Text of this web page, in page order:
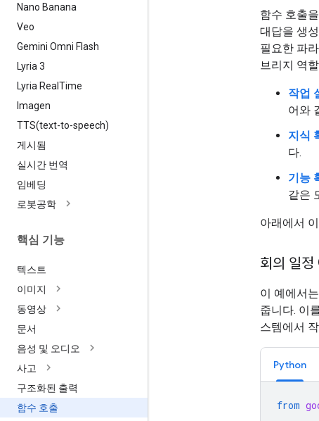
Nano Banana
Veo
Gemini Omni Flash
Lyria 3
Lyria Real Time
Imagen
TTS(text-to-speech)
게시됨
실시간 번역
임베딩
로봇공학
핵심 기능
텍스트
이미지
동영상
문서
음성 및 오디오
사고
구조화된 출력
함수 호출
함수 호출
대답을 생
필요한 파
브리지 역
작업
어와
지식
다.
기능
같은
아래에서
회의 일정
이 예에서
줍니다. 이
스템에서
Python
from